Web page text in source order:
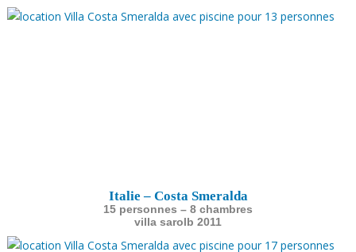
Italie – Costa Smeralda
15 personnes – 8 chambres
villa sarolb 2011